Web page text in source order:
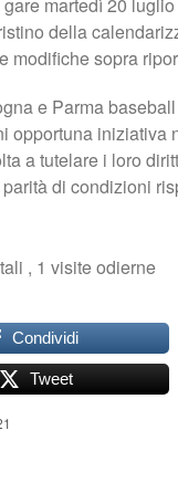
della
modifiche sopra
e Parma
opportuna iniziativa
a tutelare i loro
di condizioni
, 1 visite odierne
Condividi
Tweet